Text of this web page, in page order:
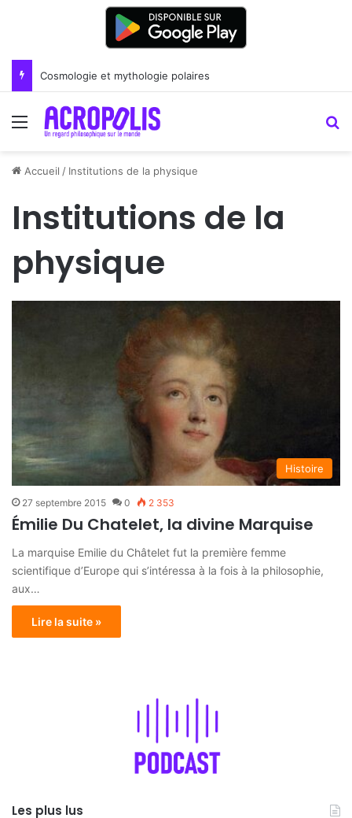
Cosmologie et mythologie polaires
Menu
Accueil / Institutions de la physique
Institutions de la
physique
Histoire
27 septembre 2015 0 2 353
Émilie Du Chatelet, la divine Marquise
La marquise Emilie du Châtelet fut la première femme
scientifique d’Europe qui s’intéressa à la fois à la philosophie,
aux…
Lire la suite »
Les plus lus